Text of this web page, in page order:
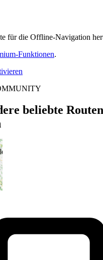
für die Offline-Navigation
Funktionen.
beliebte